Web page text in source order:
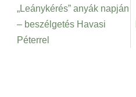
„Leánykérés” anyák napján
– beszélgetés Havasi
Péterrel